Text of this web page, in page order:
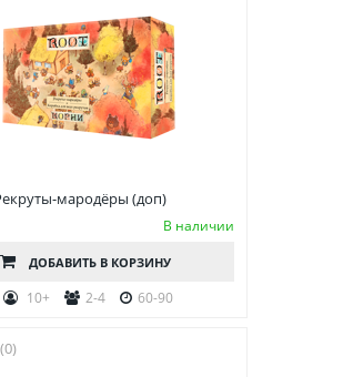
мародёры (доп)
В наличии
ДОБАВИТЬ В КОРЗИНУ
10+ 2-4 60-90
(0)